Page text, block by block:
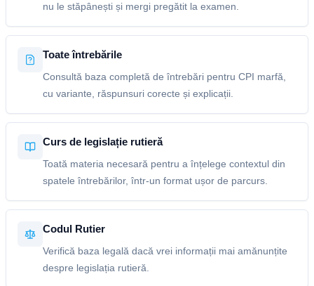
nu le stăpânești și mergi pregătit la examen.
Toate întrebările
Consultă baza completă de întrebări pentru CPI marfă,
cu variante, răspunsuri corecte și explicații.
Curs de legislație rutieră
Toată materia necesară pentru a înțelege contextul din
spatele întrebărilor, într-un format ușor de parcurs.
Codul Rutier
Verifică baza legală dacă vrei informații mai amănunțite
despre legislația rutieră.